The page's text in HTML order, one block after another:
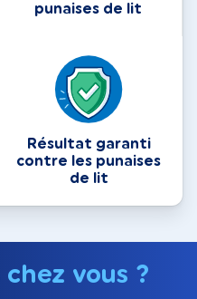
punaises de lit
Résultat garanti
contre les punaises
de lit
chez vous ?